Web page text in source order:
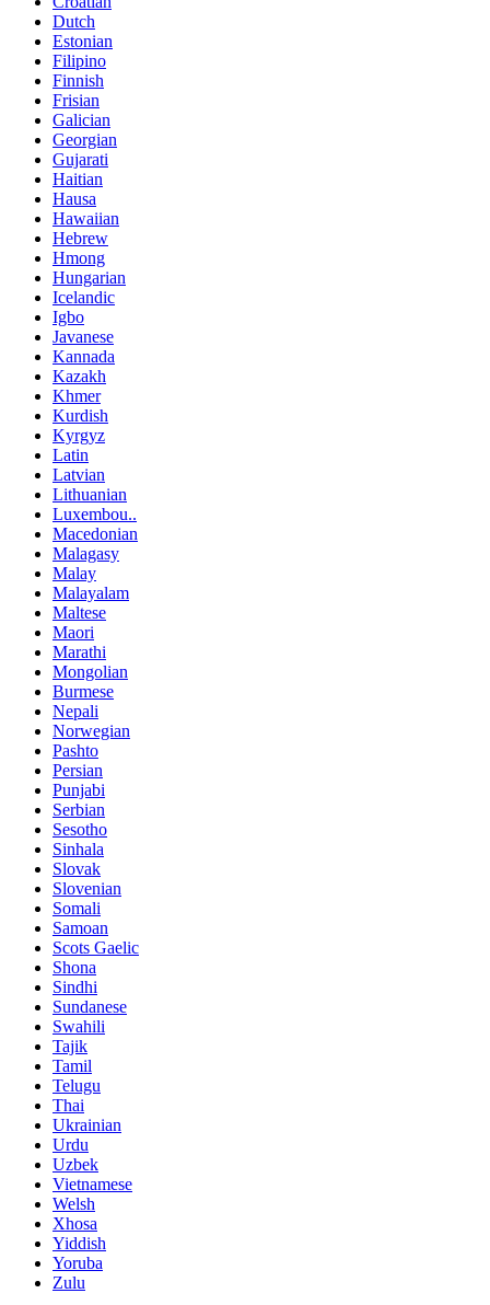
Dutch
Estonian
Filipino
Finnish
Frisian
Galician
Georgian
Gujarati
Haitian
Hausa
Hawaiian
Hebrew
Hmong
Hungarian
Icelandic
Igbo
Javanese
Kannada
Kazakh
Khmer
Kurdish
Kyrgyz
Latin
Latvian
Lithuanian
Luxembou..
Macedonian
Malagasy
Malay
Malayalam
Maltese
Maori
Marathi
Mongolian
Burmese
Nepali
Norwegian
Pashto
Persian
Punjabi
Serbian
Sesotho
Sinhala
Slovak
Slovenian
Somali
Samoan
Scots Gaelic
Shona
Sindhi
Sundanese
Swahili
Tajik
Tamil
Telugu
Thai
Ukrainian
Urdu
Uzbek
Vietnamese
Welsh
Xhosa
Yiddish
Yoruba
Zulu